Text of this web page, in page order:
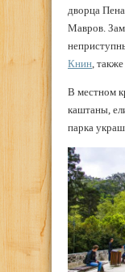
дворца
Мавров.
Книн,
В местном
каштаны,
парка